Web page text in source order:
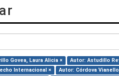
Govea, Laura Alicia × Autor: Astudillo
Internacional ×
Autor: Córdova